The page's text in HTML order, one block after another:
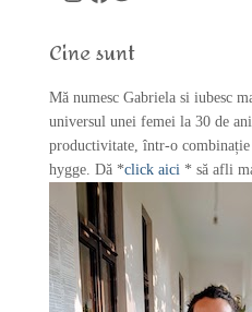
o
:
Cine sunt
Mă numesc Gabriela si iubesc
universul unei femei la 30 de
productivitate, într-o
hygge. Dă *click aici * să afli